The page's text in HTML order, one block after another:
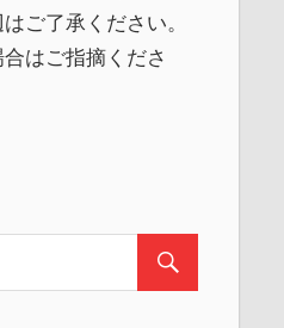
ご了承ください。
はご指摘くださ